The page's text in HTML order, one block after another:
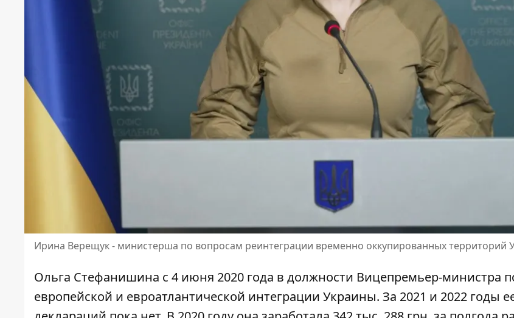
Ирина Верещук - министерша по вопросам реинтеграции временно оккупированных территорий
Ольга Стефанишина с 4 июня 2020 года в должности Вицепремьер-министра
европейской и евроатлантической интеграции Украины. За 2021 и 2022 годы